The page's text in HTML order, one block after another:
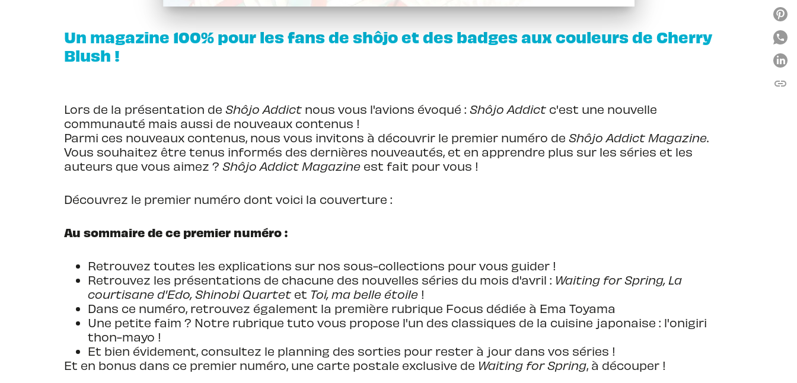
Un magazine 100% pour les fans de shôjo et des badges aux couleurs de Cherry
Blush !
Lors de la présentation de Shôjo Addict nous vous l'avions évoqué : Shôjo Addict c'est une nouvelle
communauté mais aussi de nouveaux contenus !
Parmi ces nouveaux contenus, nous vous invitons à découvrir le premier numéro de Shôjo Addict Magazine.
Vous souhaitez être tenus informés des dernières nouveautés, et en apprendre plus sur les séries et les
auteurs que vous aimez ? Shôjo Addict Magazine est fait pour vous !
Découvrez le premier numéro dont voici la couverture :
Au sommaire de ce premier numéro :
Retrouvez toutes les explications sur nos sous-collections pour vous guider !
Retrouvez les présentations de chacune des nouvelles séries du mois d'avril : Waiting for Spring, La
courtisane d'Edo, Shinobi Quartet et Toi, ma belle étoile !
Dans ce numéro, retrouvez également la première rubrique Focus dédiée à Ema Toyama
Une petite faim ? Notre rubrique tuto vous propose l'un des classiques de la cuisine japonaise : l'onigiri
thon-mayo !
Et bien évidement, consultez le planning des sorties pour rester à jour dans vos séries !
Et en bonus dans ce premier numéro, une carte postale exclusive de Waiting for Spring, à découper !
link